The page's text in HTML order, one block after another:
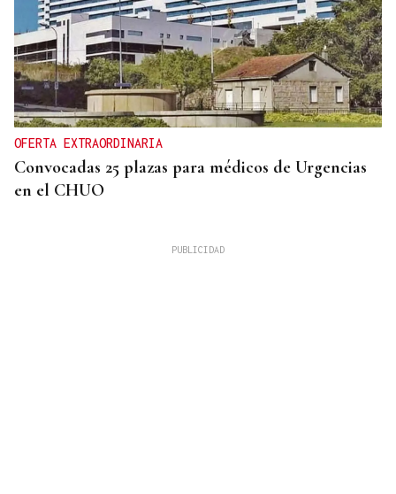
OFERTA EXTRAORDINARIA
Convocadas 25 plazas para médicos de Urgencias
en el CHUO